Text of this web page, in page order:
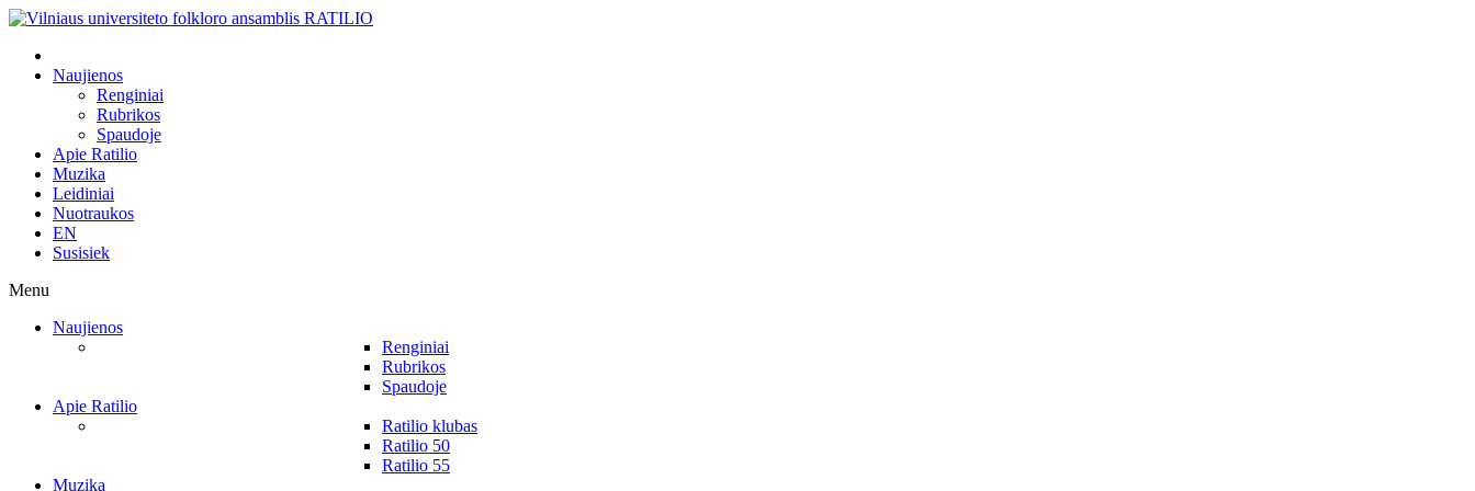
Naujienos
Renginiai
Rubrikos
Spaudoje
Apie Ratilio
Muzika
Leidiniai
Nuotraukos
EN
Susisiek
Menu
Naujienos
Renginiai
Rubrikos
Spaudoje
Apie Ratilio
Ratilio klubas
Ratilio 50
Ratilio 55
Muzika